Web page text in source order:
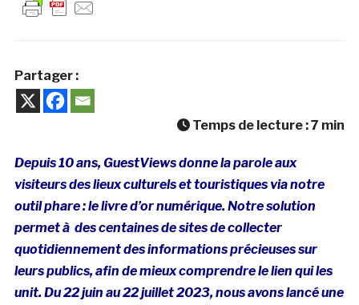
Partager :
Temps de lecture :7 min
Depuis 10 ans, GuestViews donne la parole aux
visiteurs des lieux culturels et touristiques via notre
outil phare : le livre d’or numérique. Notre solution
permet à des centaines de sites de collecter
quotidiennement des informations précieuses sur
leurs publics, afin de mieux comprendre le lien qui les
unit. Du 22 juin au 22 juillet 2023, nous avons lancé une